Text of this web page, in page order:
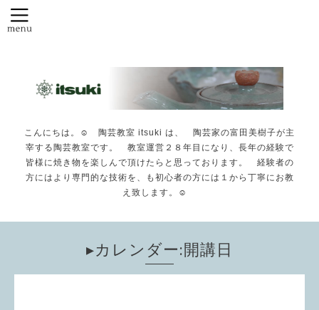
こんにちは。☺️ 陶芸教室 itsuki は、 陶芸家の富田美樹子が主
宰する陶芸教室です。 教室運営２８年目になり、長年の経験で
皆様に焼き物を楽しんで頂けたらと思っております。 経験者の
方にはより専門的な技術を、も初心者の方には１から丁寧にお教
え致します。☺️
▸カレンダー:開講日